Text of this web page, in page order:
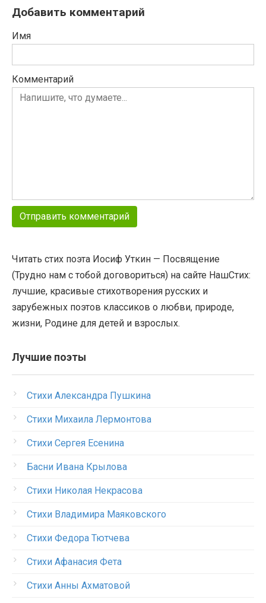
Добавить комментарий
Имя
Комментарий
Читать стих поэта Иосиф Уткин — Посвящение
(Трудно нам с тобой договориться) на сайте НашСтих:
лучшие, красивые стихотворения русских и
зарубежных поэтов классиков о любви, природе,
жизни, Родине для детей и взрослых.
Лучшие поэты
Стихи Александра Пушкина
Стихи Михаила Лермонтова
Стихи Сергея Есенина
Басни Ивана Крылова
Стихи Николая Некрасова
Стихи Владимира Маяковского
Стихи Федора Тютчева
Стихи Афанасия Фета
Стихи Анны Ахматовой